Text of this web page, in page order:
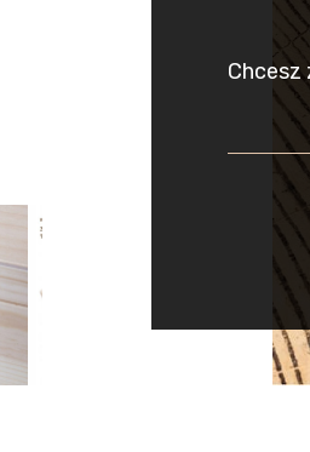
na Wino
+
drzewną
Chcesz